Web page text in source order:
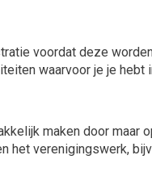
voordat deze
waarvoor je je hebt
maken door maar
het verenigingswerk,